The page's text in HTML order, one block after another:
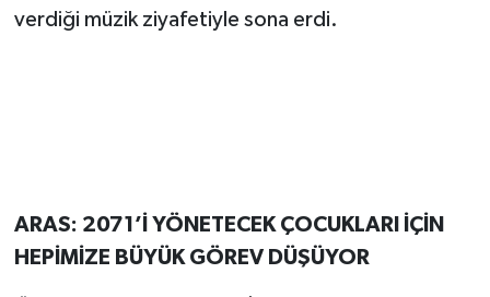
verdiği müzik ziyafetiyle sona erdi.
ARAS: 2071’İ YÖNETECEK ÇOCUKLARI İÇİN
HEPİMİZE BÜYÜK GÖREV DÜŞÜYOR